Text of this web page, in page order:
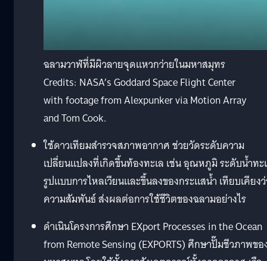
ฉลามวาฬที่มีผิวลายจุดแหวกว่ายในมหาสมุทร
Credits: NASA’s Goddard Space Flight Center
with footage from Alexpunker via Motion Array
and Tom Cook.
ใช้ดาวเทียมสำรวจสภาพอากาศ ช่วยวัดระดับความ
เปลี่ยนแปลงที่เกิดขึ้นท้องทะเล เช่น อุณหภูมิ ระดับน้ำทะ
รูปแบบการไหลเวียนและขึ้นลงของกระแสน้ำ เทียบเคียง
ความสัมพันธ์ ส่งผลต่อการใช้ชีวิตของฉลามอย่างไร
ดำเนินโครงการศึกษา EXport Processes in the Ocean
from Remote Sensing (EXPORTS) ศึกษาปั๊มชีวภาพขอ